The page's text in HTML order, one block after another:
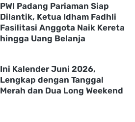
PWI Padang Pariaman Siap
Dilantik, Ketua Idham Fadhli
Fasilitasi Anggota Naik Kereta
hingga Uang Belanja
Ini Kalender Juni 2026,
Lengkap dengan Tanggal
Merah dan Dua Long Weekend